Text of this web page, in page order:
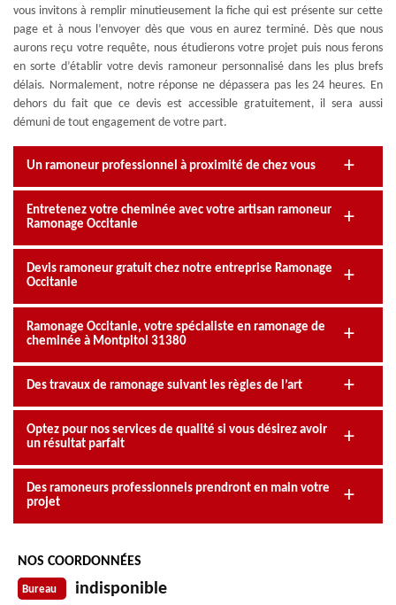
vous invitons à remplir minutieusement la fiche qui est présente sur cette
page et à nous l’envoyer dès que vous en aurez terminé. Dès que nous
aurons reçu votre requête, nous étudierons votre projet puis nous ferons
en sorte d’établir votre devis ramoneur personnalisé dans les plus brefs
délais. Normalement, notre réponse ne dépassera pas les 24 heures. En
dehors du fait que ce devis est accessible gratuitement, il sera aussi
démuni de tout engagement de votre part.
Un ramoneur professionnel à proximité de chez vous
Entretenez votre cheminée avec votre artisan ramoneur
Ramonage Occitanie
Devis ramoneur gratuit chez notre entreprise Ramonage
Occitanie
Ramonage Occitanie, votre spécialiste en ramonage de
cheminée à Montpitol 31380
Des travaux de ramonage suivant les règles de l’art
Optez pour nos services de qualité si vous désirez avoir
un résultat parfait
Des ramoneurs professionnels prendront en main votre
projet
NOS COORDONNÉES
Bureau indisponible